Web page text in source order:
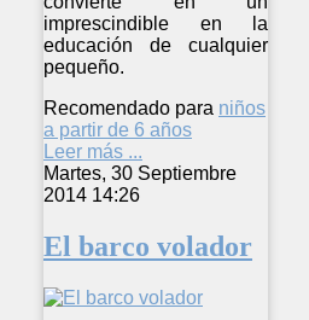
imprescindible en la
educación de cualquier
pequeño.
Recomendado para niños
a partir de 6 años
Leer más ...
Martes, 30 Septiembre
2014 14:26
El barco volador